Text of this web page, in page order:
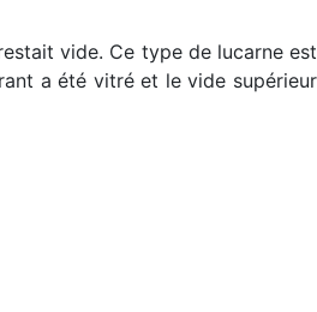
vide. Ce type de lucarne est
a été vitré et le vide supérieur